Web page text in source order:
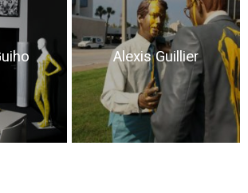
Alexis Guillier